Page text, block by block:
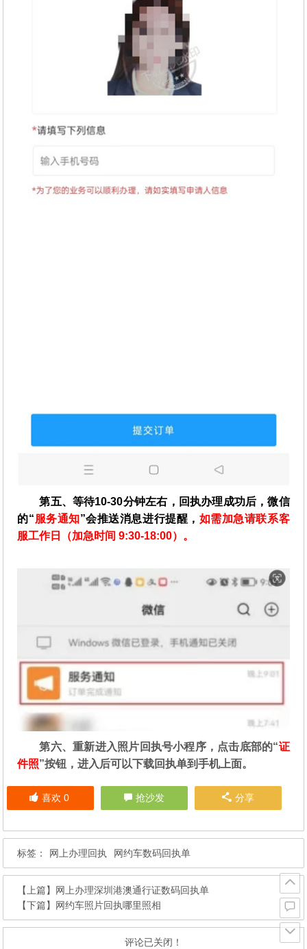
第五、等待10-30分钟左右，回执办理成功后，微信
的“服务通知”会推送消息进行提醒， 如需加急请联系客
服工作日（加急时间 9:30-18:00）。
第六、重新进入照片回执号小程序，点击底部的“证
件照”按钮，进入后可以下载回执单到手机上面。
喜欢 0 抢沙发 分享
标签： 网上办理回执 网约车数码回执单
【上篇】 网上办理深圳港澳通行证数码回执单
【下篇】 网约车照片回执哪里照相
评论已关闭！